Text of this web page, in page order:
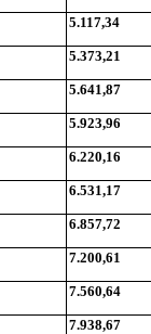
5.117,34
5.373,21
5.641,87
5.923,96
6.220,16
6.531,17
6.857,72
7.200,61
7.560,64
7.938,67